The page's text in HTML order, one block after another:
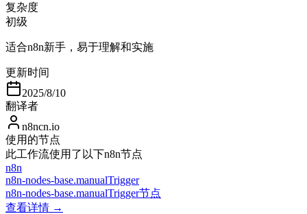
复杂度
初级
适合n8n新手，易于理解和实施
更新时间
2025/8/10
翻译者
n8ncn.io
使用的节点
此工作流使用了以下n8n节点
n8n
n8n-nodes-base.manualTrigger
n8n-nodes-base.manualTrigger节点
查看详情 →